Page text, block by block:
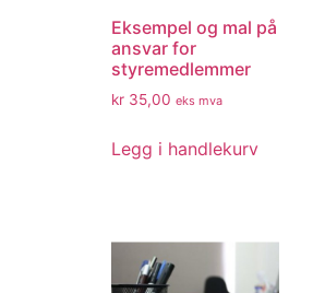
Eksempel og mal på
ansvar for
styremedlemmer
kr 35,00 eks mva
Legg i handlekurv